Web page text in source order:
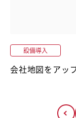
設備導入
会社地図をアッ